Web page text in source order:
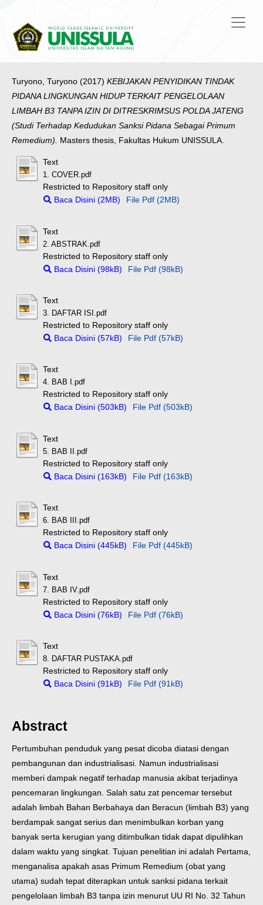
Turyono, Turyono (2017) KEBIJAKAN PENYIDIKAN TINDAK
PIDANA LINGKUNGAN HIDUP TERKAIT PENGELOLAAN
LIMBAH B3 TANPA IZIN DI DITRESKRIMSUS POLDA JATENG
(Studi Terhadap Kedudukan Sanksi Pidana Sebagai Primum
Remedium). Masters thesis, Fakultas Hukum UNISSULA.
Text
1. COVER.pdf
Restricted to Repository staff only
Baca Disini (2MB)
File Pdf (2MB)
Text
2. ABSTRAK.pdf
Restricted to Repository staff only
Baca Disini (98kB)
File Pdf (98kB)
Text
3. DAFTAR ISI.pdf
Restricted to Repository staff only
Baca Disini (57kB)
File Pdf (57kB)
Text
4. BAB I.pdf
Restricted to Repository staff only
Baca Disini (503kB)
File Pdf (503kB)
Text
5. BAB II.pdf
Restricted to Repository staff only
Baca Disini (163kB)
File Pdf (163kB)
Text
6. BAB III.pdf
Restricted to Repository staff only
Baca Disini (445kB)
File Pdf (445kB)
Text
7. BAB IV.pdf
Restricted to Repository staff only
Baca Disini (76kB)
File Pdf (76kB)
Text
8. DAFTAR PUSTAKA.pdf
Restricted to Repository staff only
Baca Disini (91kB)
File Pdf (91kB)
Abstract
Pertumbuhan penduduk yang pesat dicoba diatasi dengan
pembangunan dan industrialisasi. Namun industrialisasi
memberi dampak negatif terhadap manusia akibat terjadinya
pencemaran lingkungan. Salah satu zat pencemar tersebut
adalah limbah Bahan Berbahaya dan Beracun (limbah B3) yang
berdampak sangat serius dan menimbulkan korban yang
banyak serta kerugian yang ditimbulkan tidak dapat dipulihkan
dalam waktu yang singkat. Tujuan penelitian ini adalah Pertama,
menganalisa apakah asas Primum Remedium (obat yang
utama) sudah tepat diterapkan untuk sanksi pidana terkait
pengelolaan limbah B3 tanpa izin menurut UU RI No. 32 Tahun